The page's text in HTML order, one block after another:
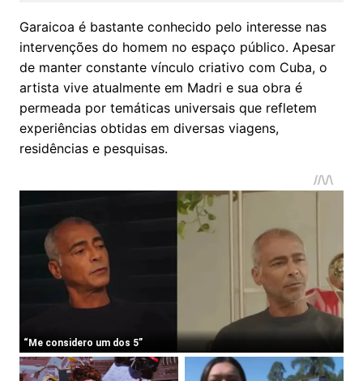
Garaicoa é bastante conhecido pelo interesse nas
intervenções do homem no espaço público. Apesar
de manter constante vínculo criativo com Cuba, o
artista vive atualmente em Madri e sua obra é
permeada por temáticas universais que refletem
experiências obtidas em diversas viagens,
residências e pesquisas.